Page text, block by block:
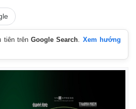
tiên trênGoogle Search. Xem hướng